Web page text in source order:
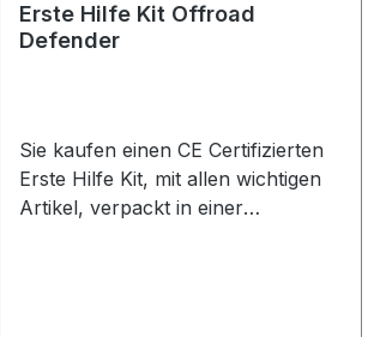
Erste Hilfe Kit Offroad
Defender
Sie kaufen einen CE Certifizierten
Erste Hilfe Kit, mit allen wichtigen
Artikel, verpackt in einer